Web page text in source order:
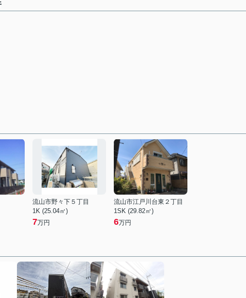
流山市野々下５丁目
1K (25.04㎡)
7万円
流山市江戸川台東２丁目
1SK (29.82㎡)
6万円